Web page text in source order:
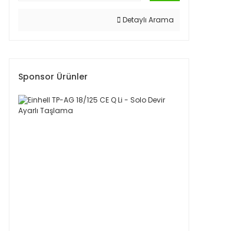
Detaylı Arama
Sponsor Ürünler